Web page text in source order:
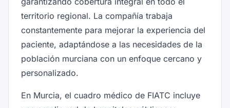
territorio regional. La compañía trabaja
constantemente para mejorar la experiencia del
paciente, adaptándose a las necesidades de la
población murciana con un enfoque cercano y
personalizado.
En Murcia, el cuadro médico de FIATC incluye